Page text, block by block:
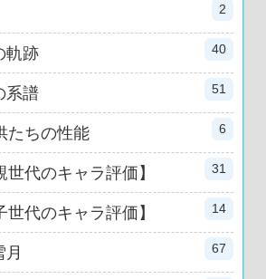
2
軌跡 40
系譜 51
たちの性能 6
世代のキャラ評価】 31
世代のキャラ評価】 14
月 67